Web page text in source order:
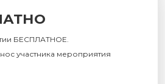
БЕСПЛАТНОЕ.
участника мероприятия